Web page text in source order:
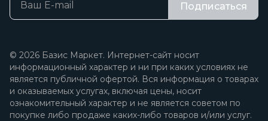
Подписаться
© 2026 Базис Маркет. Интернет-сайт носит
информационный характер и ни при каких условиях не
является публичной офертой. Вся информация о товарах
и оказываемых услугах, включая цены, носит
ознакомительный характер и не является советом по
покупке либо продаже каких-либо товаров и/или услуг.